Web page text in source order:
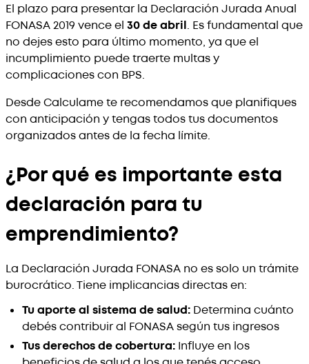
El plazo para presentar la Declaración Jurada Anual
FONASA 2019 vence el 30 de abril. Es fundamental que
no dejes esto para último momento, ya que el
incumplimiento puede traerte multas y
complicaciones con BPS.
Desde Calculame te recomendamos que planifiques
con anticipación y tengas todos tus documentos
organizados antes de la fecha límite.
¿Por qué es importante esta
declaración para tu
emprendimiento?
La Declaración Jurada FONASA no es solo un trámite
burocrático. Tiene implicancias directas en:
Tu aporte al sistema de salud: Determina cuánto
debés contribuir al FONASA según tus ingresos
Tus derechos de cobertura: Influye en los